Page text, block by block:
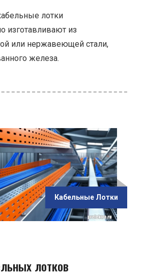
лотки
изготавливают из
или нержавеющей стали,
железа.
Кабельные Лотки
лотков